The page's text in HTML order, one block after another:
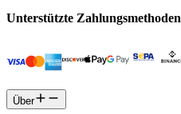
Unterstützte Zahlungsmethoden
Über